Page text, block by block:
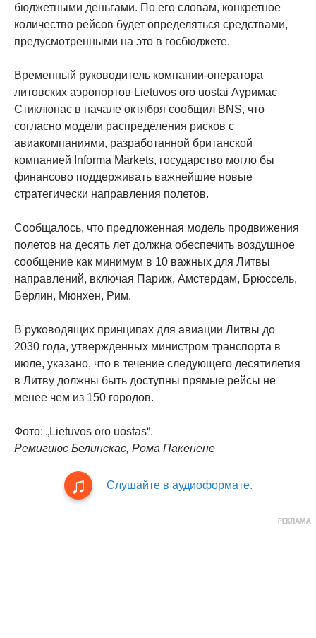
бюджетными деньгами. По его словам, конкретное
количество рейсов будет определяться средствами,
предусмотренными на это в госбюджете.
Временный руководитель компании-оператора
литовских аэропортов Lietuvos oro uostai Ауримас
Стиклюнас в начале октября сообщил BNS, что
согласно модели распределения рисков с
авиакомпаниями, разработанной британской
компанией Informa Markets, государство могло бы
финансово поддерживать важнейшие новые
стратегически направления полетов.
Сообщалось, что предложенная модель продвижения
полетов на десять лет должна обеспечить воздушное
сообщение как минимум в 10 важных для Литвы
направлений, включая Париж, Амстердам, Брюссель,
Берлин, Мюнхен, Рим.
В руководящих принципах для авиации Литвы до
2030 года, утвержденных министром транспорта в
июле, указано, что в течение следующего десятилетия
в Литву должны быть доступны прямые рейсы не
менее чем из 150 городов.
Фото: „Lietuvos oro uostas“.
Ремигиюс Белинскас, Рома Пакенене
Слушайте в аудиоформате.